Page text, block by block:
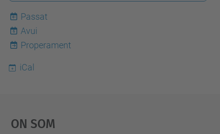
o
w
e
r
u
Passat
6
Avui
Properament
iCal
On Som